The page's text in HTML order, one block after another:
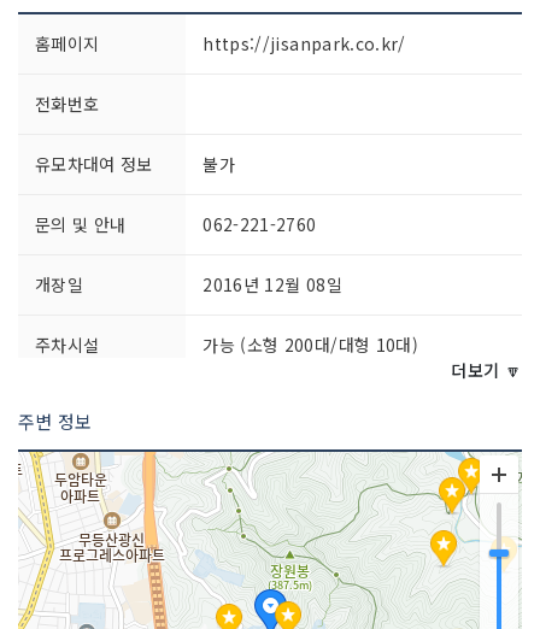
홈페이지 https://jisanpark.co.kr/
전화번호
유모차대여 정보 불가
문의 및 안내 062-221-2760
개장일 2016년 12월 08일
주차시설 가능 (소형 200대/대형 10대)
이용시간
- 평일 10:00~18:00- 주말 09:00~19:00
※ 기상상황에 따라 변동 방문 전 확인전
화 요망
더보기 🔽
주변 정보